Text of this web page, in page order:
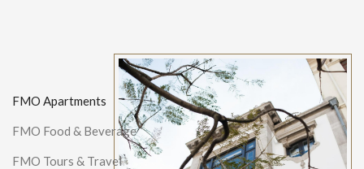
FMO Apartments
FMO Food & Beverage
FMO Tours & Travel